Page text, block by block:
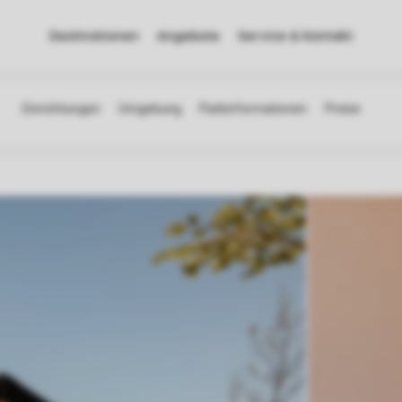
Destinationen Angebote Service & Kontakt